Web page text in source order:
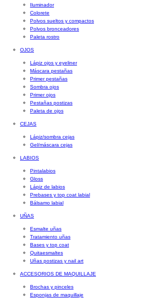
Iluminador
Colorete
Polvos sueltos y compactos
Polvos bronceadores
Paleta rostro
OJOS
Lápiz ojos y eyeliner
Máscara pestañas
Primer pestañas
Sombra ojos
Primer ojos
Pestañas postizas
Paleta de ojos
CEJAS
Lápiz/sombra cejas
Gel/máscara cejas
LABIOS
Pintalabios
Gloss
Lápiz de labios
Prebases y top coat labial
Bálsamo labial
UÑAS
Esmalte uñas
Tratamiento uñas
Bases y top coat
Quitaesmaltes
Uñas postizas y nail art
ACCESORIOS DE MAQUILLAJE
Brochas y pinceles
Esponjas de maquillaje